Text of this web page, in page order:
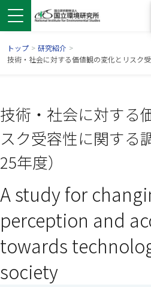
ウで開きます）
ンドウで開きます）
ウインドウで開きます）
トップ > 研究紹介 >
技術・社会に対する価値観の変化とリスク
技術・社会に対する
スク受容性に関する
25年度）
A study for
perception and
towards
society